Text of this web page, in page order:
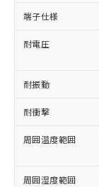
端子仕様
耐電圧
耐振動
耐衝撃
周囲温度範囲
周囲湿度範囲
以下の
(
対応予
有に対
対応予
非含有
調査・
非含有
商品です
非該当
「○」
「×」：